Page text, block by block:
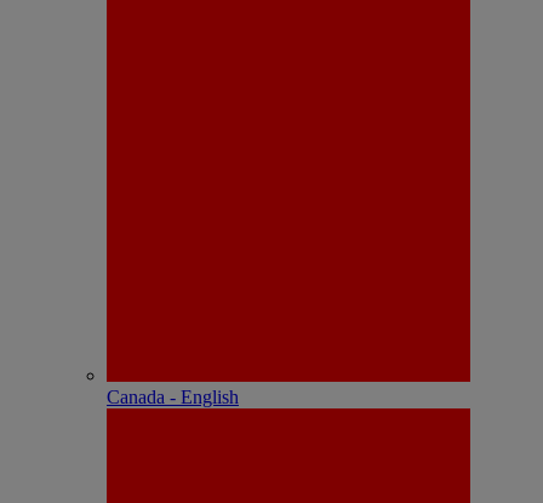
Canada - English